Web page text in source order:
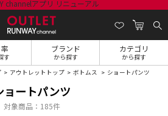
す
ブランド
から探す
カテゴリ
から探す
アウトレットトップ ボトムス ショートパンツ
ョートパンツ
対象商品： 185件